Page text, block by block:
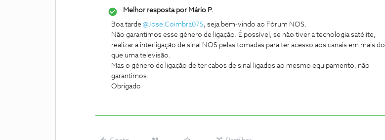
Melhor resposta porMário P.
Boa tarde @Jose.Coimbra075, seja bem-vindo ao Fórum NOS.
Não garantimos esse género de ligação. É possível, se não tiver a tecnologia satélite,
realizar a interligação de sinal NOS pelas tomadas para ter acesso aos canais em mais do
que uma televisão.
Mas o género de ligação de ter cabos de sinal ligados ao mesmo equipamento, não
garantimos.
Obrigado